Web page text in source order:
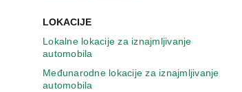
m
p
r
o
z
o
LOKACIJE
Lokalne lokacije za iznajmljivanje
automobila
Međunarodne lokacije za iznajmljivanje
automobila